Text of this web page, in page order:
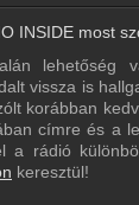
INSIDE most
lehetőség
vissza is
korábban
címre és a
a rádió
keresztül!